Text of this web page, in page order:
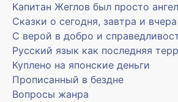
Капитан Жеглов был просто
Сказки о сегодня, завтра и вчера
С верой в добро и
Русский язык как последняя
Куплено на японские деньги
Прописанный в бездне
Вопросы жанра